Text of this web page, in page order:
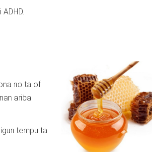
no ta of
ariba
tempu ta